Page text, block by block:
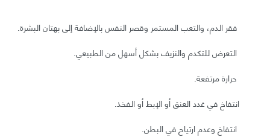
فقر الدم، والتعب المستمر وقصر النفس بالإضافة إلى بهتان البشرة.
التعرض للتكدم والنزيف بشكل أسهل من الطبيعي.
حرارة مرتفعة.
انتفاخ في غدد العنق أو الإبط أو الفخذ.
انتفاخ وعدم ارتياح في البطن.